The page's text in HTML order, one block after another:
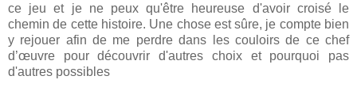
ce jeu et je ne peux qu'être heureuse d'avoir croisé le
chemin de cette histoire. Une chose est sûre, je compte bien
y rejouer afin de me perdre dans les couloirs de ce chef
d’œuvre pour découvrir d'autres choix et pourquoi pas
d'autres possibles